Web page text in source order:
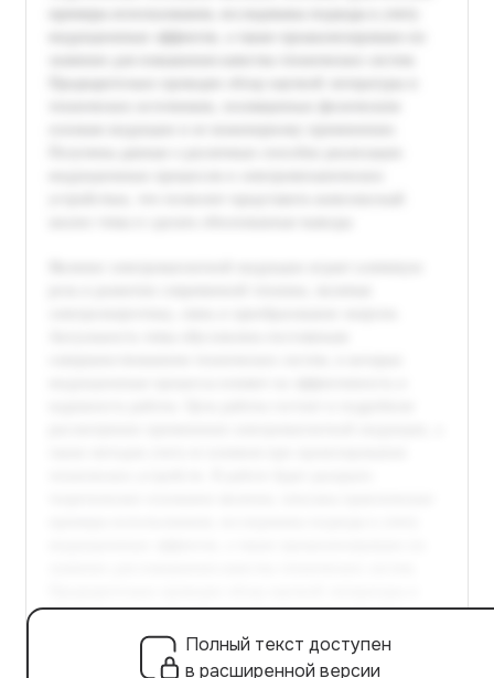
Полный текст доступен
в расширенной версии